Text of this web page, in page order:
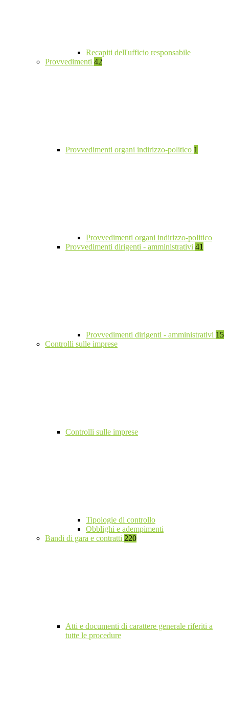
Recapiti dell'ufficio responsabile
Provvedimenti 42
Provvedimenti organi indirizzo-politico 1
Provvedimenti organi indirizzo-politico
Provvedimenti dirigenti - amministrativi 41
Provvedimenti dirigenti - amministrativi 15
Controlli sulle imprese
Controlli sulle imprese
Tipologie di controllo
Obblighi e adempimenti
Bandi di gara e contratti 220
Atti e documenti di carattere generale riferiti a
tutte le procedure